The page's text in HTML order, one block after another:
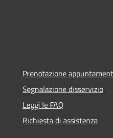
Prenotazione
Segnalazione disservizio
Leggi le FAQ
Richiesta di assistenza